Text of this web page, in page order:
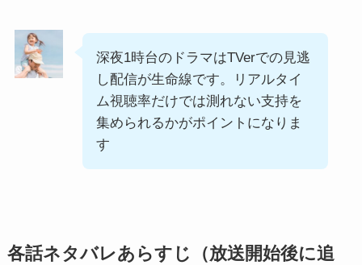
深夜1時台のドラマはTVerでの見逃
し配信が生命線です。リアルタイ
ム視聴率だけでは測れない支持を
集められるかがポイントになりま
す
各話ネタバレあらすじ（放送開始後に追